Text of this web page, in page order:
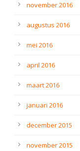
november 2016
augustus 2016
mei 2016
april 2016
maart 2016
januari 2016
december 2015
november 2015